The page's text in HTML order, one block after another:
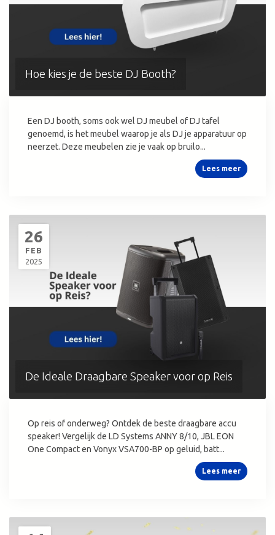
Hoe kies je de beste DJ Booth?
Een DJ booth, soms ook wel DJ meubel of DJ tafel
genoemd, is het meubel waarop je als DJ je apparatuur op
neerzet. Deze meubelen zie je vaak op bruilo...
Lees meer
26
FEB
2025
De Ideale Draagbare Speaker voor op Reis
Op reis of onderweg? Ontdek de beste draagbare accu
speaker! Vergelijk de LD Systems ANNY 8/10, JBL EON
One Compact en Vonyx VSA700-BP op geluid, batt...
Lees meer